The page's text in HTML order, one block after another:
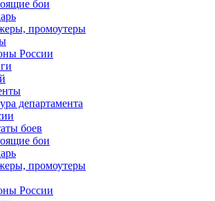
бои
промоутеры
России
департамента
боев
бои
промоутеры
России